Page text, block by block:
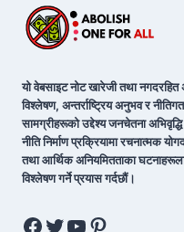
यो वेबसाइट नोट खारेजी तथा
विश्लेषण, अन्तर्राष्ट्रिय अनुभव र
सामग्रीहरूको उद्देश्य जनचेतना
नीति निर्माण प्रक्रियामा रचनात्मक
तथा आर्थिक अनियमितताका
विश्लेषण गर्ने प्रयास गर्दछौं।